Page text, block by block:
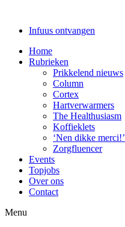
Infuus ontvangen
Home
Rubrieken
Prikkelend nieuws
Column
Cortex
Hartverwarmers
The Healthusiasm
Koffieklets
‘Nen dikke merci!’
Zorgfluencer
Events
Topjobs
Over ons
Contact
Menu